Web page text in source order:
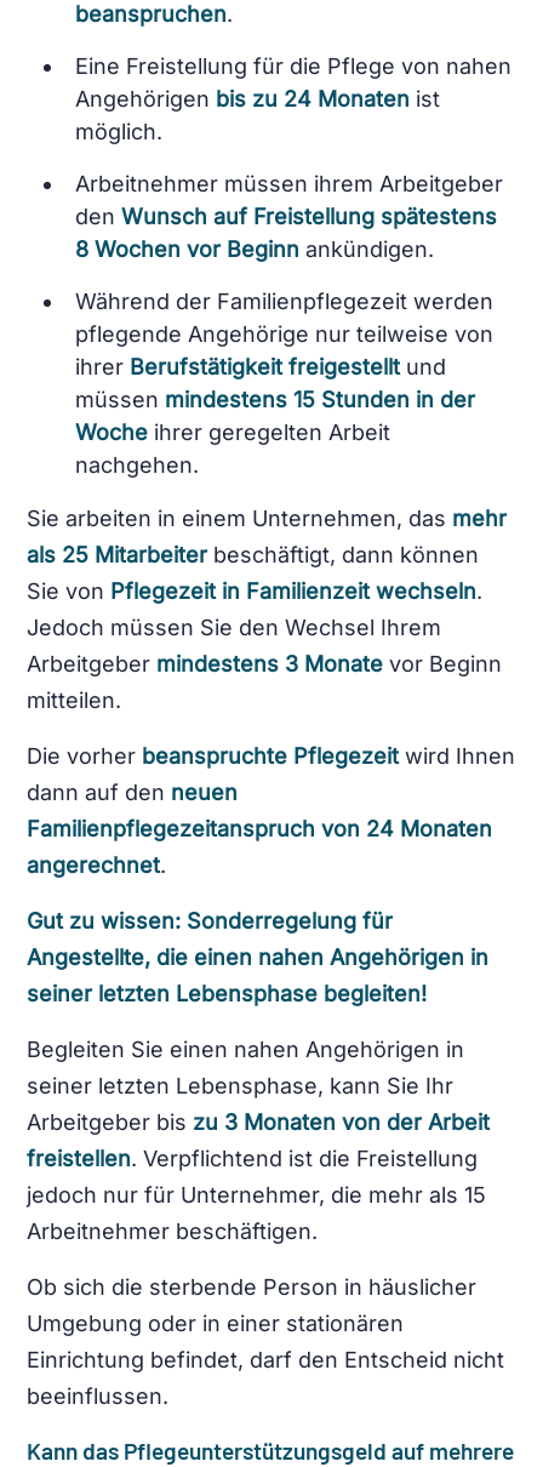
beanspruchen.
Eine Freistellung für die Pflege von nahen
Angehörigen bis zu 24 Monaten ist
möglich.
Arbeitnehmer müssen ihrem Arbeitgeber
denWunsch auf Freistellung spätestens
8 Wochen vor Beginn ankündigen.
Während der Familienpflegezeit werden
pflegende Angehörige nur teilweise von
ihrer Berufstätigkeit freigestelltund
müssen mindestens 15 Stunden in der
Woche ihrer geregelten Arbeit
nachgehen.
Sie arbeiten in einem Unternehmen, das mehr
als 25 Mitarbeiterbeschäftigt, dann können
Sie von Pflegezeit in Familienzeit wechseln.
Jedoch müssen Sie den Wechsel Ihrem
Arbeitgeber mindestens 3 Monate vor Beginn
mitteilen.
Die vorher beanspruchte Pflegezeitwird Ihnen
dann auf den neuen
Familienpflegezeitanspruch von 24 Monaten
angerechnet.
Gut zu wissen: Sonderregelung für
Angestellte, die einen nahen Angehörigen in
seiner letzten Lebensphase begleiten!
Begleiten Sie einen nahen Angehörigen in
seiner letzten Lebensphase, kann Sie Ihr
Arbeitgeber bis zu 3 Monaten von der Arbeit
freistellen. Verpflichtend ist die Freistellung
jedoch nur für Unternehmer, die mehr als 15
Arbeitnehmer beschäftigen.
Ob sich die sterbende Person in häuslicher
Umgebung oder in einer stationären
Einrichtung befindet, darf den Entscheid nicht
beeinflussen.
Kann das Pflegeunterstützungsgeld auf mehrere